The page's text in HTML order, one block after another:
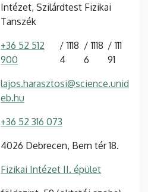
Intézet, Szilárdtest Fizikai
Tanszék
+36 52 512
900
1118
4
1118
6
111
91
lajos.harasztosi@science.unid
eb.hu
+36 52 316 073
4026 Debrecen, Bem tér 18.
Fizikai Intézet II. épület